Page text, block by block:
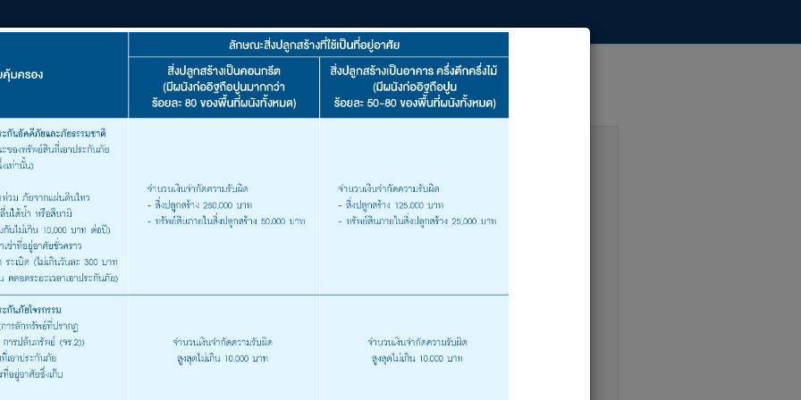
ประกันอัคคีภัยสำหรับที่อยู่อาศัย 599 (ไมโครอินชัวรันส์)